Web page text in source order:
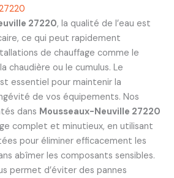
27220, la qualité de l’eau est
ce qui peut rapidement
de chauffage comme le
chaudière ou le cumulus. Le
essentiel pour maintenir la
de vos équipements. Nos
dans Mousseaux-Neuville 27220
complet et minutieux, en utilisant
pour éliminer efficacement les
abîmer les composants sensibles.
permet d’éviter des pannes